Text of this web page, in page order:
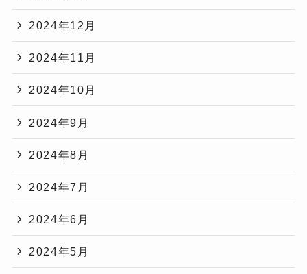
2024年12月
2024年11月
2024年10月
2024年9月
2024年8月
2024年7月
2024年6月
2024年5月